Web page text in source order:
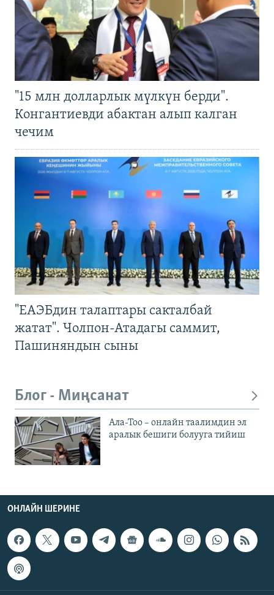
"15 млн долларлык мүлкүн берди".
Конгантиевди абактан алып калган
чечим
"ЕАЭБдин талаптары сакталбай
жатат". Чолпон-Атадагы саммит,
Пашиняндын сыны
Блог - Миңсанат
Ала-Тоо – онлайн таалимдин эл
аралык бешиги болууга тийиш
ОНЛАЙН ШЕРИНЕ